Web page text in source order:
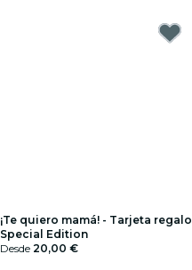
¡Te quiero mamá! - Tarjeta regalo
Special Edition
Desde 20,00 €